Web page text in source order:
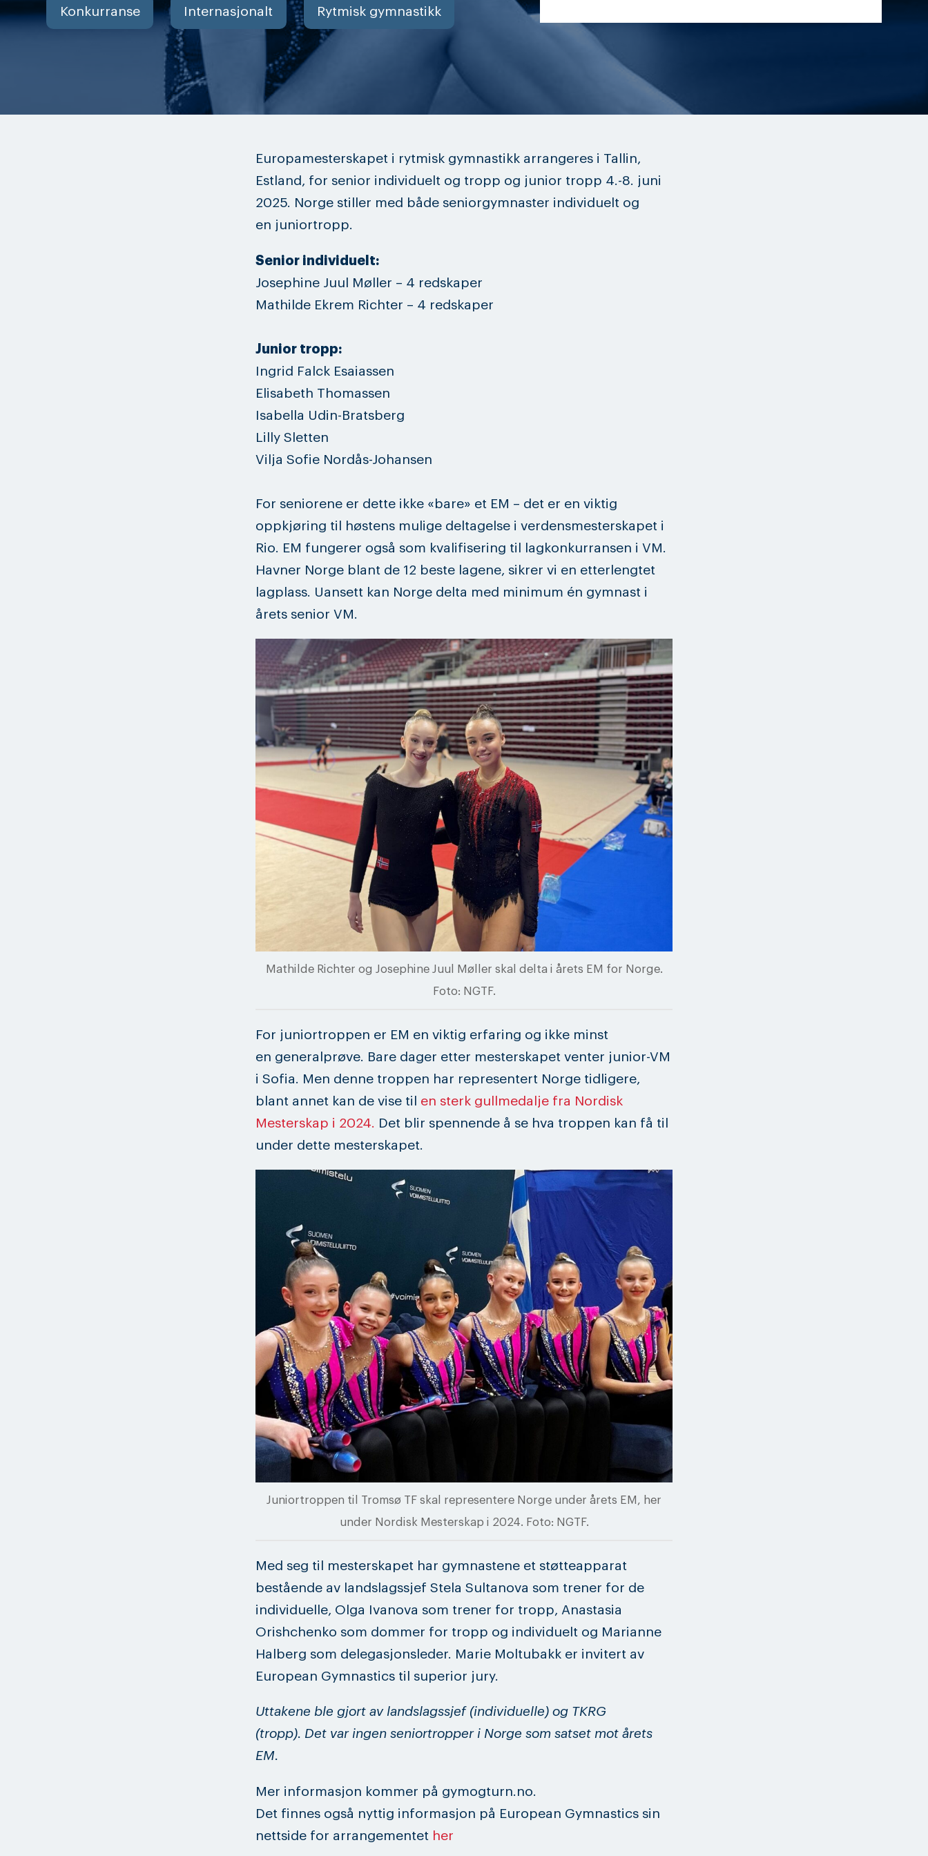
Konkurranse Internasjonalt Rytmisk gymnastikk
Europamesterskapet i rytmisk gymnastikk arrangeres i Tallin,
Estland, for senior individuelt og tropp og junior tropp 4.-8. juni
2025. Norge stiller med både seniorgymnaster individuelt og
en juniortropp.
Senior individuelt:
Josephine Juul Møller – 4 redskaper
Mathilde Ekrem Richter – 4 redskaper
Junior tropp:
Ingrid Falck Esaiassen
Elisabeth Thomassen
Isabella Udin-Bratsberg
Lilly Sletten
Vilja Sofie Nordås-Johansen
For seniorene er dette ikke «bare» et EM – det er en viktig
oppkjøring til høstens mulige deltagelse i verdensmesterskapet i
Rio. EM fungerer også som kvalifisering til lagkonkurransen i VM.
Havner Norge blant de 12 beste lagene, sikrer vi en etterlengtet
lagplass. Uansett kan Norge delta med minimum én gymnast i
årets senior VM.
Mathilde Richter og Josephine Juul Møller skal delta i årets EM for Norge.
Foto: NGTF.
For juniortroppen er EM en viktig erfaring og ikke minst
en generalprøve. Bare dager etter mesterskapet venter junior-VM
i Sofia. Men denne troppen har representert Norge tidligere,
blant annet kan de vise til en sterk gullmedalje fra Nordisk
Mesterskap i 2024. Det blir spennende å se hva troppen kan få til
under dette mesterskapet.
Juniortroppen til Tromsø TF skal representere Norge under årets EM, her
under Nordisk Mesterskap i 2024. Foto: NGTF.
Med seg til mesterskapet har gymnastene et støtteapparat
bestående av landslagssjef Stela Sultanova som trener for de
individuelle, Olga Ivanova som trener for tropp, Anastasia
Orishchenko som dommer for tropp og individuelt og Marianne
Halberg som delegasjonsleder. Marie Moltubakk er invitert av
European Gymnastics til superior jury.
Uttakene ble gjort av landslagssjef (individuelle) og TKRG
(tropp). Det var ingen seniortropper i Norge som satset mot årets
EM.
Mer informasjon kommer på gymogturn.no.
Det finnes også nyttig informasjon på European Gymnastics sin
nettside for arrangementet her